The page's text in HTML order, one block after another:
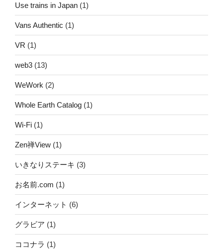
Use trains in Japan (1)
Vans Authentic (1)
VR (1)
web3 (13)
WeWork (2)
Whole Earth Catalog (1)
Wi-Fi (1)
Zen禅View (1)
いきなりステーキ (3)
お名前.com (1)
インターネット (6)
グラビア (1)
ココナラ (1)